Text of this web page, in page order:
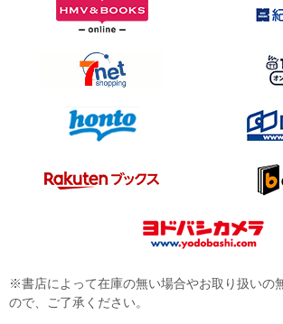
※書店によって在庫の無い場合やお取り扱いの
ので、ご了承ください。